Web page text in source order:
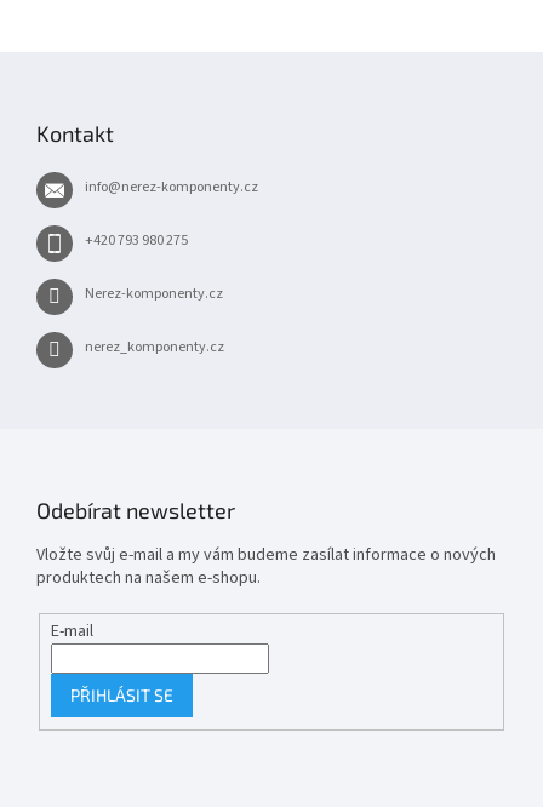
Kontakt
info@nerez-komponenty.cz
+420 793 980 275
Nerez-komponenty.cz
nerez_komponenty.cz
Odebírat newsletter
Vložte svůj e-mail a my vám budeme zasílat informace o nových
produktech na našem e-shopu.
E-mail
PŘIHLÁSIT SE